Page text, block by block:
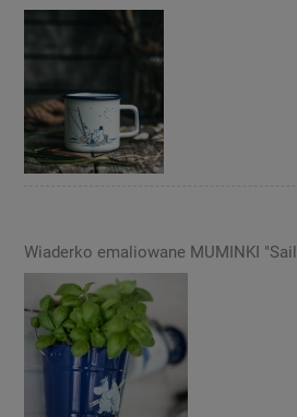
Wiaderko emaliowane MUMINKI